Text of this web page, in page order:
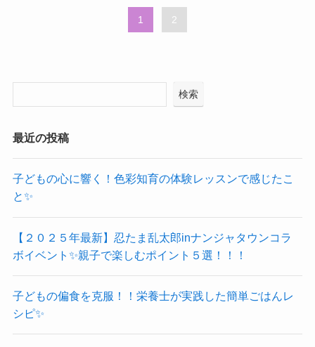
1 2
検索
最近の投稿
子どもの心に響く！色彩知育の体験レッスンで感じたこ
と✨️
【２０２５年最新】忍たま乱太郎inナンジャタウンコラ
ボイベント✨️親子で楽しむポイント５選！！！
子どもの偏食を克服！！栄養士が実践した簡単ごはんレ
シピ✨️